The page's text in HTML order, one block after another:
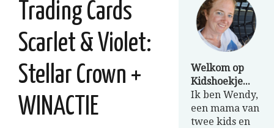
Trading Cards
Scarlet & Violet:
Stellar Crown +
WINACTIE
Welkom op
Kidshoekje...
Ik ben Wendy,
een mama van
twee kids en